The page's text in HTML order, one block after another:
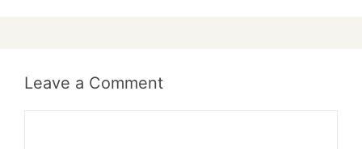
Leave a Comment